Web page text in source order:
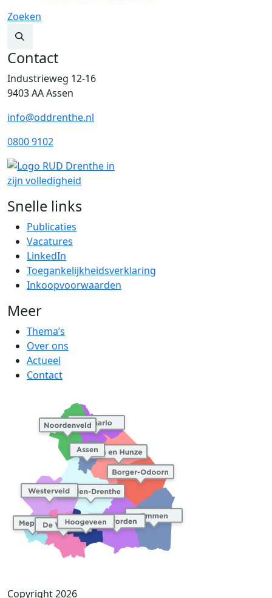
Zoeken
Contact
Industrieweg 12-16
9403 AA Assen
info@oddrenthe.nl
0800 9102
Snelle links
Publicaties
Vacatures
LinkedIn
Toegankelijkheidsverklaring
Inkoopvoorwaarden
Meer
Thema’s
Over ons
Actueel
Contact
Copyright 2026